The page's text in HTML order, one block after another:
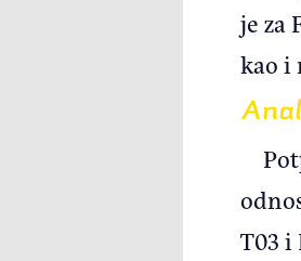
je za
kao i
T03